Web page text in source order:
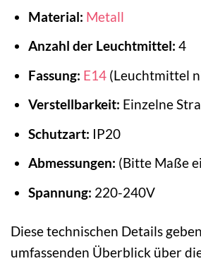
Material: Metall
Anzahl der Leuchtmittel: 4
Fassung: E14(Leuchtmittel
Verstellbarkeit: Einzelne
Schutzart: IP20
Abmessungen: (Bitte Maße
Spannung: 220-240V
Diese technischen Details
umfassenden Überblick über